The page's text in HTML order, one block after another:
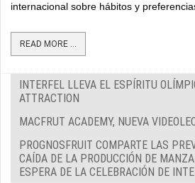
internacional sobre hábitos y
READ MORE ...
INTERFEL LLEVA EL ESPÍRITU
ATTRACTION
MACFRUT ACADEMY, NUEVA
PROGNOSFRUIT COMPARTE LAS
CAÍDA DE LA PRODUCCIÓN DE
ESPERA DE LA CELEBRACIÓN DE